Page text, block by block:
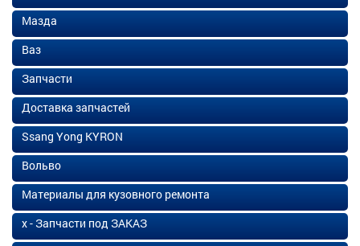
Мазда
Ваз
Запчасти
Доставка запчастей
Ssang Yong KYRON
Вольво
Материалы для кузовного ремонта
х - Запчасти под ЗАКАЗ